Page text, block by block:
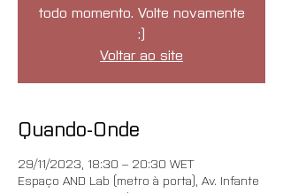
todo momento. Volte novamente
:)
Voltar ao site
Quando-Onde
29/11/2023, 18:30 – 20:30 WET
Espaço AND Lab (metro à porta), Av. Infante